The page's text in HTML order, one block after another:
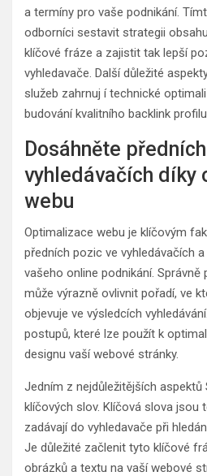
a termíny pro vaše podnikání.
odborníci sestavit strategii
klíčové fráze a zajistit tak lepší
vyhledavače. Další důležité
služeb zahrnuj í technické
budování kvalitního backlink
Dosáhněte
vyhledávačích díky
webu
Optimalizace webu je klíčovým
předních pozic ve vyhledávačích
vašeho online podnikání. Správně
může výrazně ovlivnit pořadí, ve
objevuje ve výsledcích
postupů, které lze použít k
designu vaší webové stránky.
Jedním z nejdůležitějších aspektů
klíčových slov. Klíčová slova jsou
zadávají do vyhledavače při
Je důležité začlenit tyto klíčové
obrázků a textu na vaší webové